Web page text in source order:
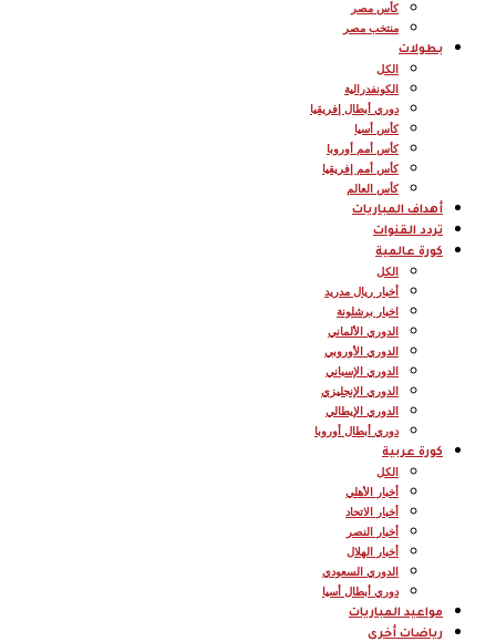
كأس مصر
منتخب مصر
بطولات
الكل
الكونفدرالية
دوري أبطال إفريقيا
كأس أسيا
كأس أمم أوروبا
كأس أمم إفريقيا
كأس العالم
أهداف المباريات
تردد القنوات
كورة عالمية
الكل
أخبار ريال مدريد
اخبار برشلونة
الدوري الألماني
الدوري الأوروبي
الدوري الإسباني
الدوري الإنجليزي
الدوري الإيطالي
دوري أبطال أوروبا
كورة عربية
الكل
أخبار الأهلي
أخبار الاتحاد
أخبار النصر
أخبار الهلال
الدوري السعودي
دوري أبطال أسيا
مواعيد المباريات
رياضات أخرى